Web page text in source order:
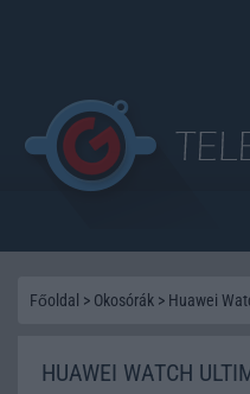
Főoldal > Okosórák > Huawei
HUAWEI WATCH